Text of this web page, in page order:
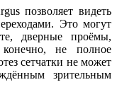
позволяет видеть
Это могут
дверные проёмы,
не полное
сетчатки не может
зрительным